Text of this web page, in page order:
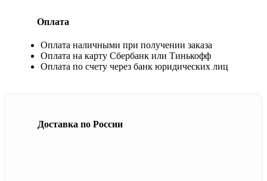
Оплата
Оплата наличными при получении заказа
Оплата на карту Сбербанк или Тинькофф
Оплата по счету через банк юридических лиц
Доставка по России